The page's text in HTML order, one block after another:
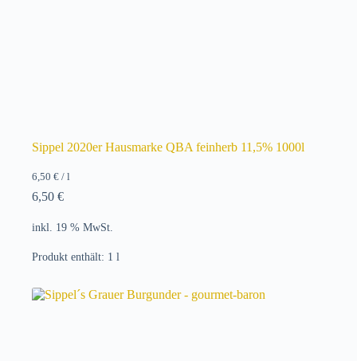
Sippel 2020er Hausmarke QBA feinherb 11,5% 1000l
6,50 € / l
6,50 €
inkl. 19 % MwSt.
Produkt enthält: 1 l